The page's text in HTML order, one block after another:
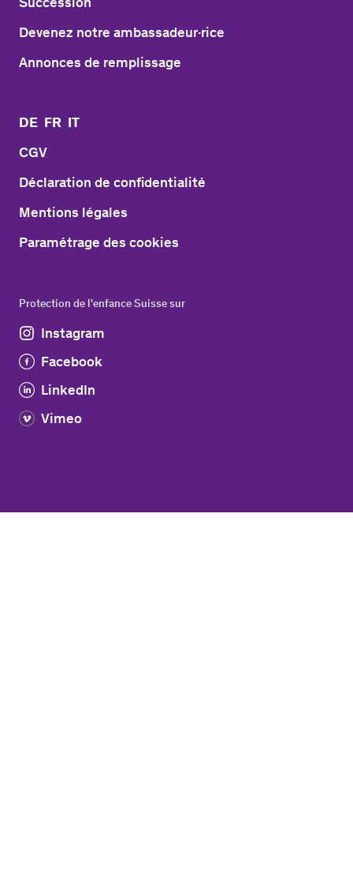
Devenez notre ambassadeur·rice
Annonces de remplissage
DE FR IT
CGV
Déclaration de confidentialité
Mentions légales
Paramétrage des cookies
Protection de l'enfance Suisse sur
Instagram
Facebook
LinkedIn
Vimeo